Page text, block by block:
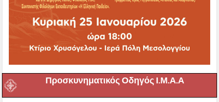
Προσκυνηματικός Οδηγός Ι.Μ.Α.Α